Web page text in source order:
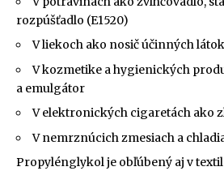
rozpúšťadlo (E1520)
V liekoch ako nosič účinných
V kozmetike a hygienických
a emulgátor
V elektronických cigaretách ako
V nemrznúcich zmesiach a
Propylénglykol je obľúbený aj v